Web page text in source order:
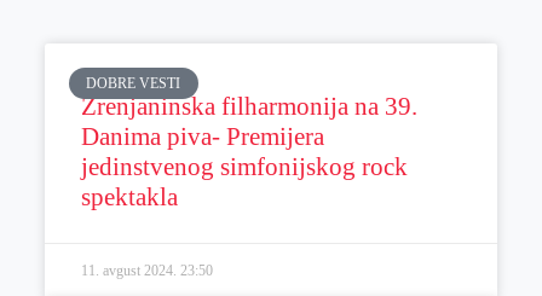
DOBRE VESTI
Zrenjaninska filharmonija na 39.
Danima piva- Premijera
jedinstvenog simfonijskog rock
spektakla
11. avgust 2024. 23:50